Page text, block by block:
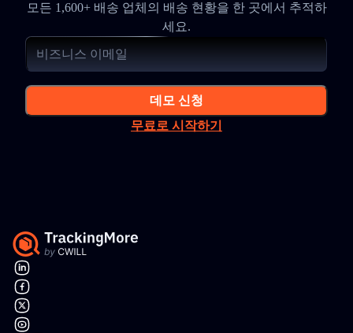
모든 1,600+ 배송 업체의 배송 현황을 한 곳에서 추적하
세요.
데모 신청
무료로 시작하기